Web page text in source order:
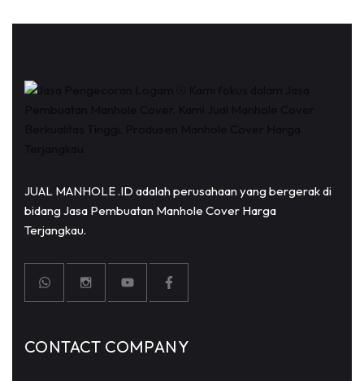
JUAL MANHOLE .ID adalah perusahaan yang bergerak di
bidang Jasa Pembuatan Manhole Cover Harga
Terjangkau.
CONTACT COMPANY